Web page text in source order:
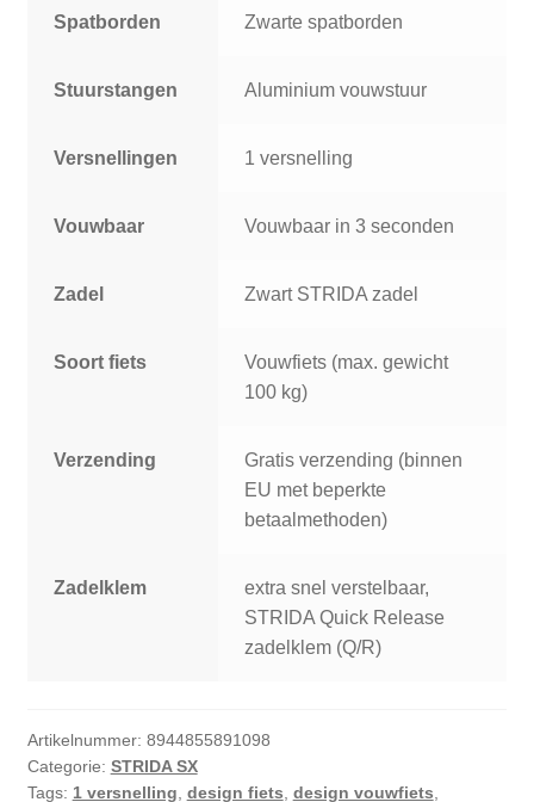
Spatborden Zwarte spatborden
Stuurstangen Aluminium vouwstuur
Versnellingen 1 versnelling
Vouwbaar Vouwbaar in 3 seconden
Zadel Zwart STRIDA zadel
Soort fiets
Vouwfiets (max. gewicht
100 kg)
Verzending
Gratis verzending (binnen
EU met beperkte
betaalmethoden)
Zadelklem
extra snel verstelbaar,
STRIDA Quick Release
zadelklem (Q/R)
Artikelnummer: 8944855891098
Categorie: STRIDA SX
Tags: 1 versnelling design fiets design vouwfiets